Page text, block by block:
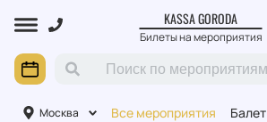
KASSA GORODA
Билеты на мероприятия
Москва Все мероприятия Балет